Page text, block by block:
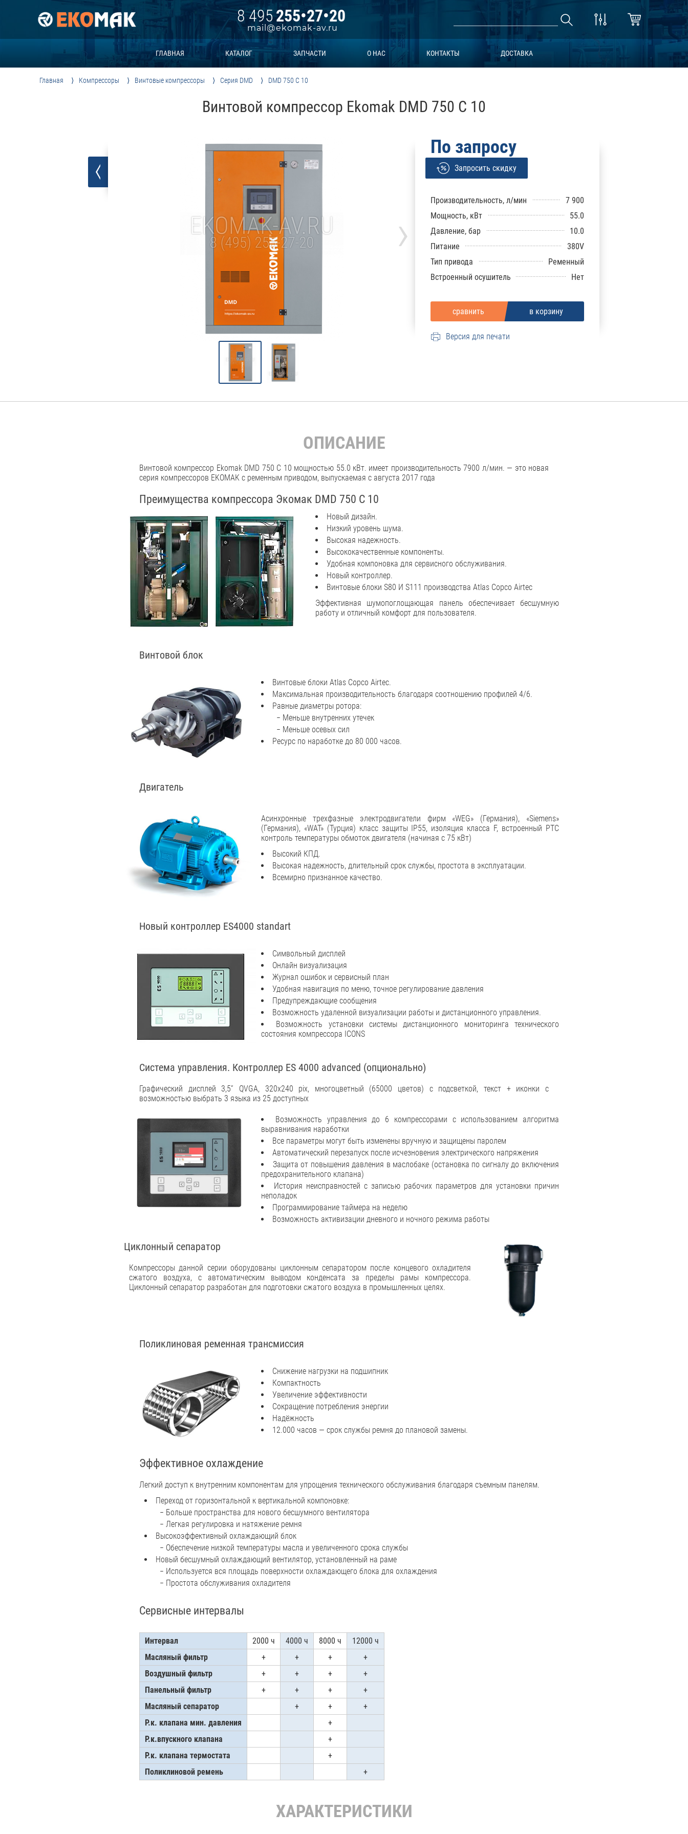
8 495255•27•20
mail@ekomak-av.ru
ГЛАВНАЯ КАТАЛОГ ЗАПЧАСТИ О НАС КОНТАКТЫ ДОСТАВКА
Главная Компрессоры Винтовые компрессоры Серия DMD DMD 750 C 10
Винтовой компрессор Ekomak DMD 750 C 10
›
По запросу
Запросить скидку
Производительность, л/мин
7 900
Мощность, кВт
55.0
Давление, бар
10.0
Питание
380V
Тип привода
Ременный
Встроенный осушитель
Нет
Версия для печати
ОПИСАНИЕ
Винтовой компрессор Ekomak DMD 750 C 10 мощностью 55.0 кВт. имеет производительность 7900 л/мин. — это новая
серия компрессоров EKOMAK с ременным приводом, выпускаемая с августа 2017 года
Преимущества компрессора Экомак DMD 750 C 10
Новый дизайн.
Низкий уровень шума.
Высокая надежность.
Высококачественные компоненты.
Удобная компоновка для сервисного обслуживания.
Новый контроллер.
Винтовые блоки S80 И S111 производства Atlas Copco Airtec
Эффективная шумопоглощающая панель обеспечивает бесшумную
работу и отличный комфорт для пользователя.
Винтовой блок
Винтовые блоки Atlas Copco Airtec.
Максимальная производительность благодаря соотношению профилей 4/6.
Равные диаметры ротора:
− Меньше внутренних утечек
− Меньше осевых сил
Ресурс по наработке до 80 000 часов.
Двигатель
Асинхронные трехфазные электродвигатели фирм «WEG» (Германия), «Siemens»
(Германия), «WAT» (Турция) класс защиты IP55, изоляция класса F, встроенный РТС
контроль температуры обмоток двигателя (начиная с 75 кВт)
Высокий КПД.
Высокая надежность, длительный срок службы, простота в эксплуатации.
Всемирно признанное качество.
Новый контроллер ES4000 standart
Символьный дисплей
Онлайн визуализация
Журнал ошибок и сервисный план
Удобная навигация по меню, точное регулирование давления
Предупреждающие сообщения
Возможность удаленной визуализации работы и дистанционного управления.
Возможность установки системы дистанционного мониторинга технического
состояния компрессора ICONS
Система управления. Контроллер ES 4000 advanced (опционально)
Графический дисплей 3,5” QVGA, 320x240 pix, многоцветный (65000 цветов) с подсветкой, текст + иконки c
возможностью выбрать 3 языка из 25 доступных
Возможность управления до 6 компрессорами с использованием алгоритма
выравнивания наработки
Все параметры могут быть изменены вручную и защищены паролем
Автоматический перезапуск после исчезновения электрического напряжения
Защита от повышения давления в маслобаке (остановка по сигналу до включения
предохранительного клапана)
История неисправностей с записью рабочих параметров для установки причин
неполадок
Программирование таймера на неделю
Возможность активизации дневного и ночного режима работы
Циклонный сепаратор
Компрессоры данной серии оборудованы циклонным сепаратором после концевого охладителя
сжатого воздуха, с автоматическим выводом конденсата за пределы рамы компрессора.
Циклонный сепаратор разработан для подготовки сжатого воздуха в промышленных целях.
Поликлиновая ременная трансмиссия
Снижение нагрузки на подшипник
Компактность
Увеличение эффективности
Сокращение потребления энергии
Надёжность
12.000 часов — срок службы ремня до плановой замены.
Эффективное охлаждение
Легкий доступ к внутренним компонентам для упрощения технического обслуживания благодаря съемным панелям.
Переход от горизонтальной к вертикальной компоновке:
− Больше пространства для нового бесшумного вентилятора
− Легкая регулировка и натяжение ремня
Высокоэффективный охлаждающий блок
− Обеспечение низкой температуры масла и увеличенного срока службы
Новый бесшумный охлаждающий вентилятор, установленный на раме
− Используется вся площадь поверхности охлаждающего блока для охлаждения
− Простота обслуживания охладителя
Сервисные интервалы
Интервал 2000 ч 4000 ч 8000 ч
12000 ч
Масляный фильтр
+ + +
+
Воздушный фильтр
+ + +
+
Панельный фильтр
+ + +
+
Масляный сепаратор
+ +
+
Р.к. клапана мин. давления
+
Р.к.впускного клапана
+
Р.к. клапана термостата
+
Поликлиновой ремень
+
ХАРАКТЕРИСТИКИ